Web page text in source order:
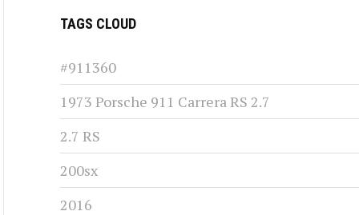
TAGS CLOUD
#911360
1973 Porsche 911 Carrera RS 2.7
2.7 RS
200sx
2016